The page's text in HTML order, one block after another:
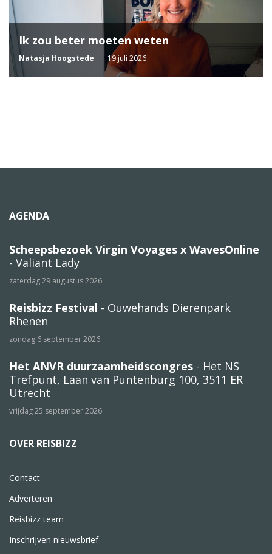
Ik zou beter moeten weten
Natasja Hoogstede 19 juli 2026
AGENDA
Scheepsbezoek Virgin Voyages x WavesOnline
- Valiant Lady
zaterdag 29 augustus 2026
Reisbizz Festival - Ouwehands Dierenpark
Rhenen
zondag 6 september 2026
Het ANVR duurzaamheidscongres - Het NS
Trefpunt, Laan van Puntenburg 100, 3511 ER
Utrecht
vrijdag 25 september 2026
OVER REISBIZZ
Contact
Adverteren
Reisbizz team
Inschrijven nieuwsbrief